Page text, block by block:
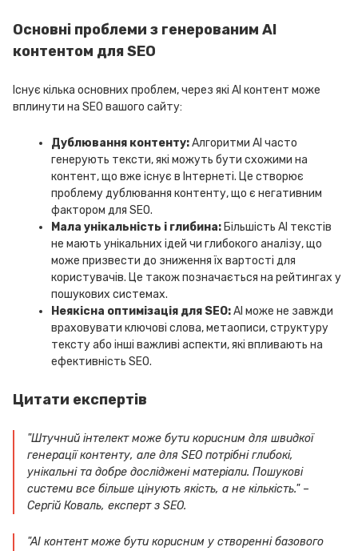
Основні проблеми з генерованим AI
контентом для SEO
Існує кілька основних проблем, через які AI контент може
вплинути на SEO вашого сайту:
Дублювання контенту:Алгоритми AI часто
генерують тексти, які можуть бути схожими на
контент, що вже існує в Інтернеті. Це створює
проблему дублювання контенту, що є негативним
фактором для SEO.
Мала унікальність і глибина: Більшість AI текстів
не мають унікальних ідей чи глибокого аналізу, що
може призвести до зниження їх вартості для
користувачів. Це також позначається на рейтингах у
пошукових системах.
Неякісна оптимізація для SEO:AI може не завжди
враховувати ключові слова, метаописи, структуру
тексту або інші важливі аспекти, які впливають на
ефективність SEO.
Цитати експертів
"Штучний інтелект може бути корисним для швидкої
генерації контенту, але для SEO потрібні глибокі,
унікальні та добре досліджені матеріали. Пошукові
системи все більше цінують якість, а не кількість." –
Сергій Коваль, експерт з SEO.
"AI контент може бути корисним у створенні базового